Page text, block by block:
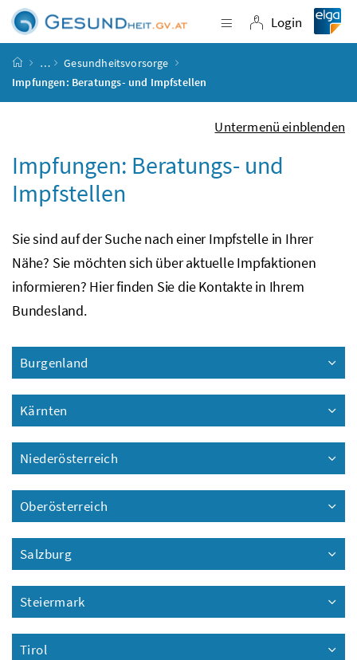
Zum Inhalt
Zum Hauptmenü
Zum Untermenü
Zur Suche
Navigation
Login
Login
Startseite
…
Gesundheitsvorsorge
Impfungen: Beratungs- und Impfstellen
Untermenü einblenden
Impfungen: Beratungs- und
Impfstellen
Sie sind auf der Suche nach einer Impfstelle in Ihrer
Nähe? Sie möchten sich über aktuelle Impfaktionen
informieren? Hier finden Sie die Kontakte in Ihrem
Bundesland.
Burgenland
Kärnten
Niederösterreich
Oberösterreich
Salzburg
Steiermark
Tirol